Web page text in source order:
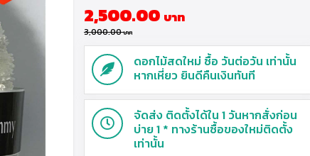
3,000.00
2,500.00
ดอกไม้สดใหม่ ซื้อ วันต่อวัน เท่านั้น
หากเหี่ยว ยินดีคืนเงินทันที
จัดส่ง ติดตั้งได้ใน 1 วันหากสั่งก่อน
บ่าย 1 * ทางร้านซื้อของใหม่ติดตั้ง
เท่านั้น